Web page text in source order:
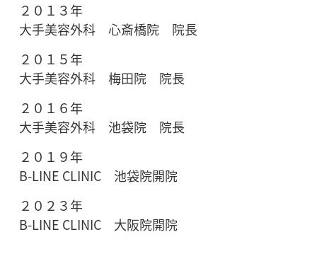
２０１３年
大手美容外科 心斎橋院 院長
２０１５年
大手美容外科 梅田院 院長
２０１６年
大手美容外科 池袋院 院長
２０１９年
B-LINE CLINIC 池袋院開院
２０２３年
B-LINE CLINIC 大阪院開院